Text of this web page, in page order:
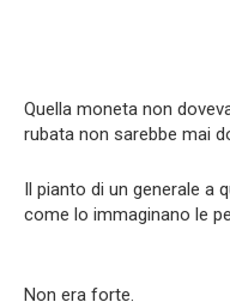
Quella moneta non
rubata non sarebbe mai
Il pianto di un generale a
come lo immaginano le
Non era forte.